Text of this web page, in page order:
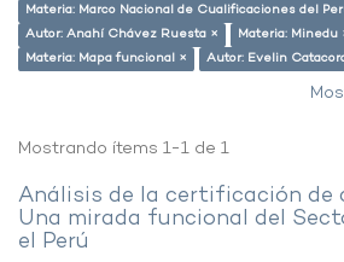
Materia: Marco Nacional de Cualificaciones del
Autor: Anahí Chávez Ruesta ×
Materia: Minedu
Materia: Mapa funcional ×
Autor: Evelin
Mostrando ítems 1-1 de 1
Análisis de la certificación de
Una mirada funcional del
el Perú